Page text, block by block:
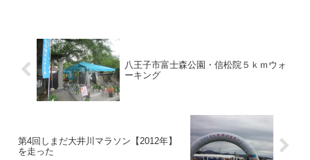
八王子市富士森公園・信松院５ｋｍウォ
ーキング
第4回しまだ大井川マラソン【2012年】
を走った